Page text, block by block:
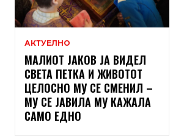
АКТУЕЛНО
МАЛИОТ ЈАКОВ ЈА ВИДЕЛ
СВЕТА ПЕТКА И ЖИВОТОТ
ЦЕЛОСНО МУ СЕ СМЕНИЛ –
МУ СЕ ЈАВИЛА МУ КАЖАЛА
САМО ЕДНО